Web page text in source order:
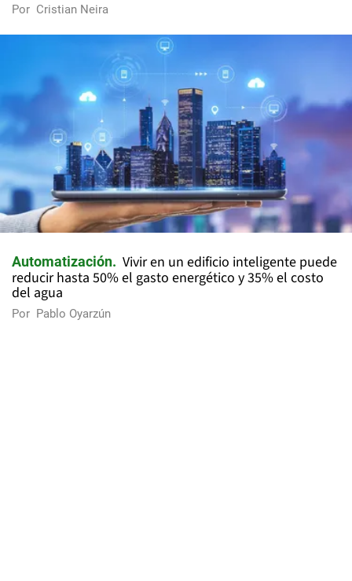
Por Cristian Neira
Automatización
Vivir en un edificio inteligente puede
reducir hasta 50% el gasto energético y 35% el costo
del agua
Por Pablo Oyarzún